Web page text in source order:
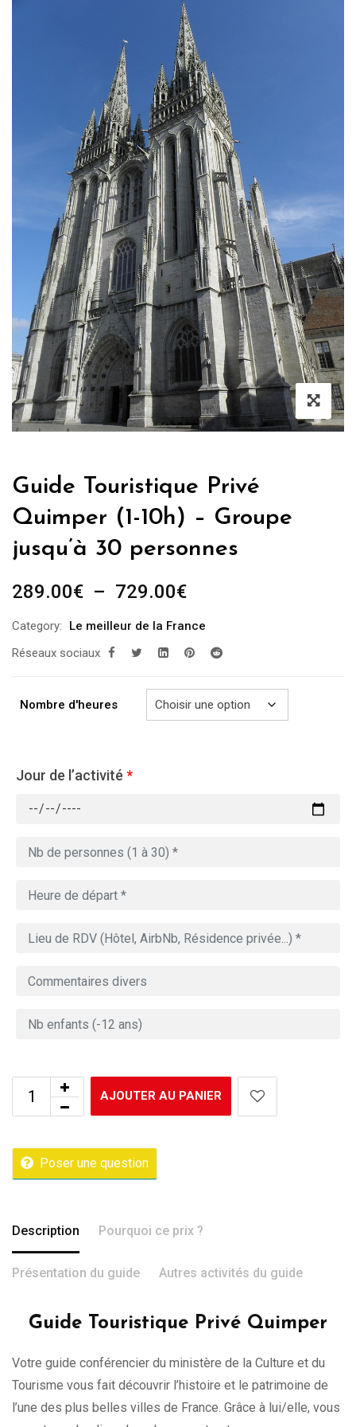
Guide Touristique Privé
Quimper (1-10h) – Groupe
jusqu’à 30 personnes
289.00€ – 729.00€Plage
prix :
289.00€
729.00€
Category:
Le meilleur de la France
Réseaux sociaux
Nombre d'heures
Jour de l’activité *
AJOUTER AU PANIER
Poser une question
Description Pourquoi ce prix ?
Présentation du guide Autres activités du guide
Guide Touristique Privé Quimper
Votre guide conférencier du ministère de la Culture et du
Tourisme vous fait découvrir l’histoire et le patrimoine de
l’une des plus belles villes de France. Grâce à lui/elle, vous